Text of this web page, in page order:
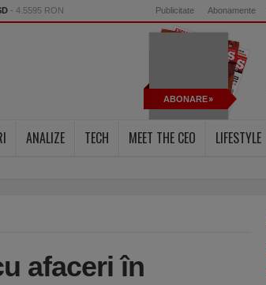
- 4.5595 RON Publicitate Abonamente
ABONARE
ANALIZE TECH MEET THE CEO LIFESTYLE
afaceri în